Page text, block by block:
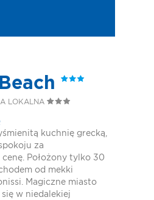
LOKALNA
kuchnię grecką,
za
Położony tylko 30
od mekki
Magiczne miasto
w niedalekiej